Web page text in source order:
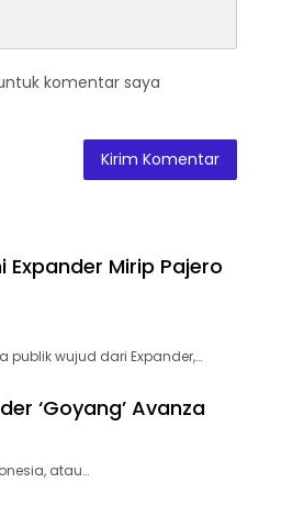
komentar saya
Expander Mirip Pajero
publik wujud dari Expander,…
‘Goyang’ Avanza
atau…